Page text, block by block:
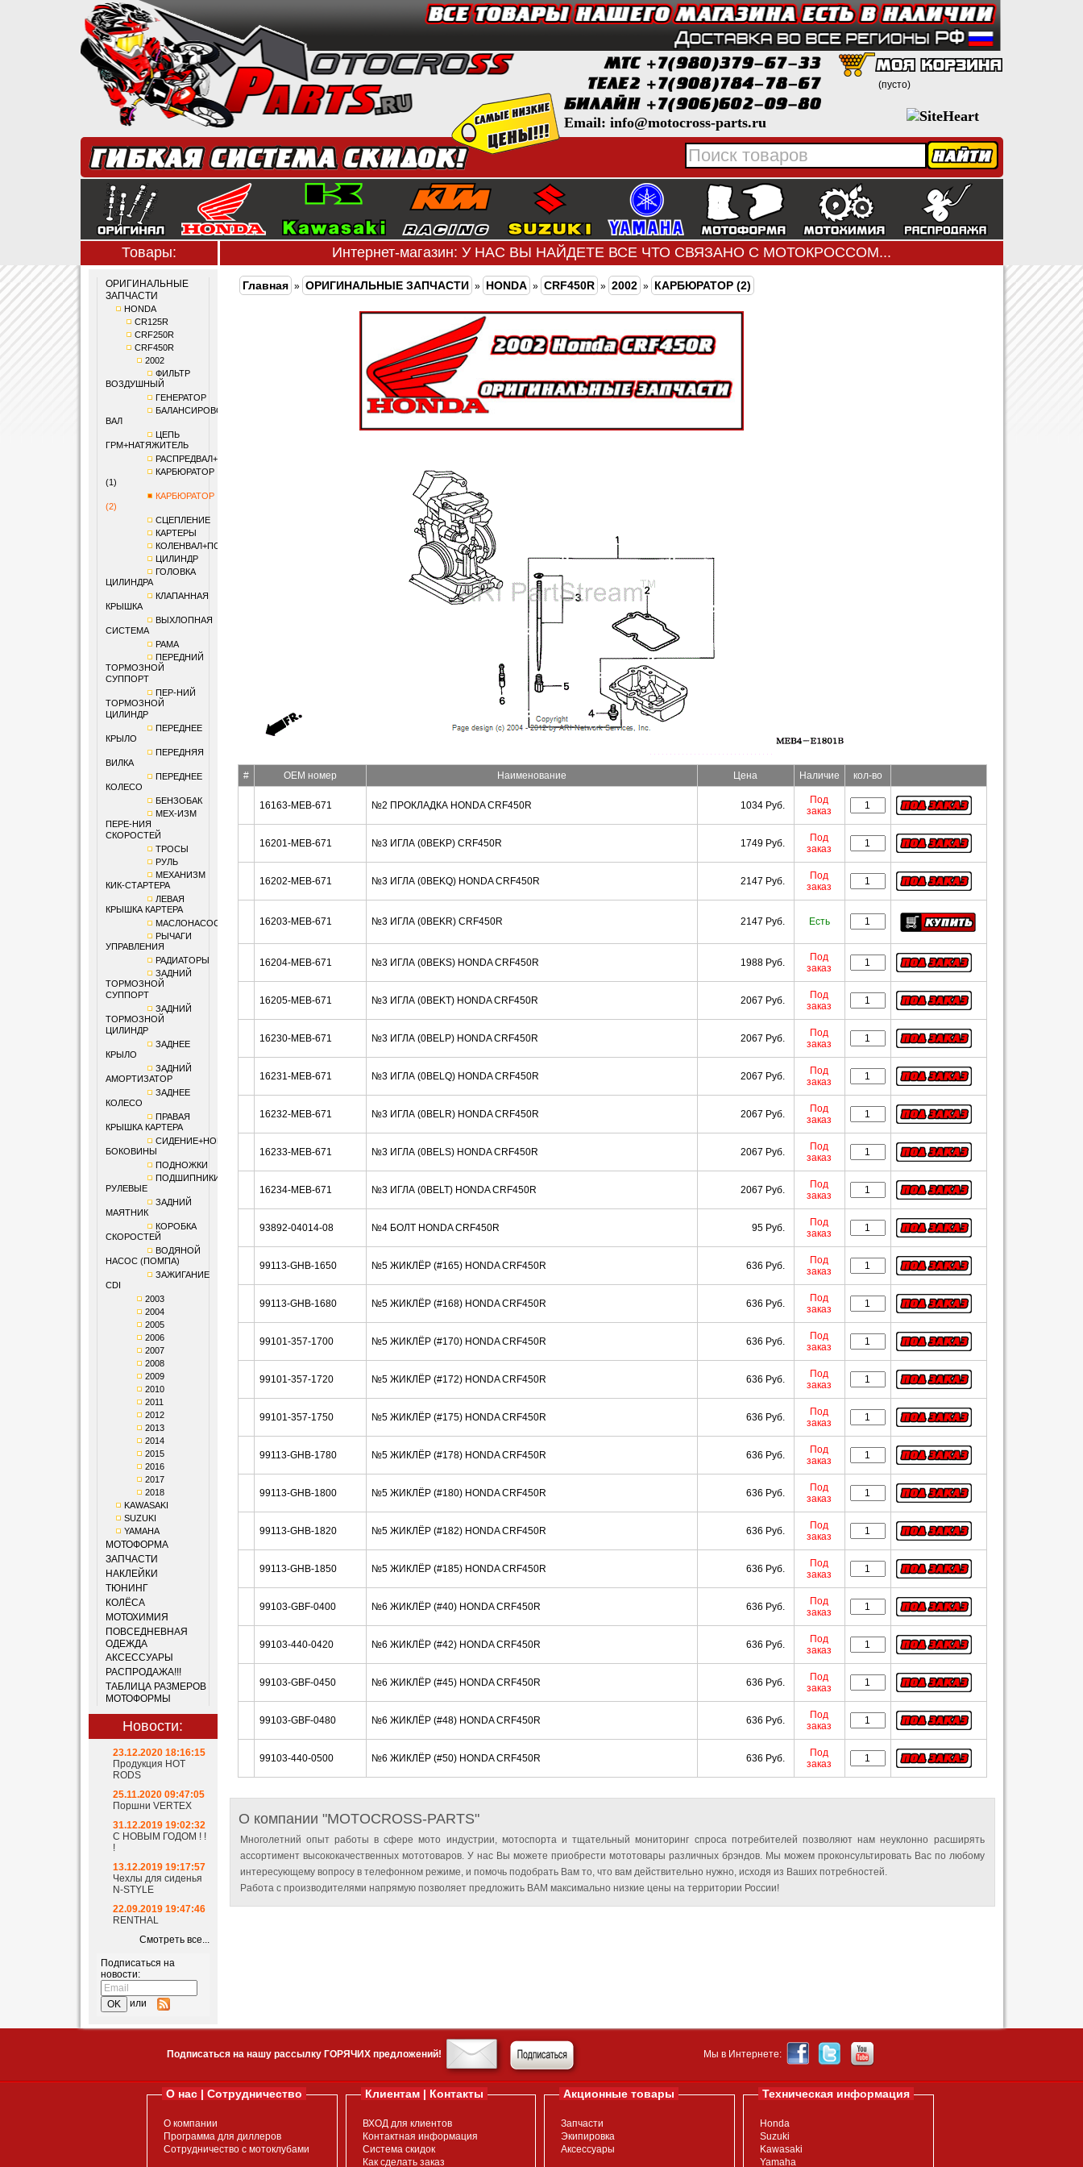
(пусто)
Email: info@motocross-parts.ru
Товары: Интернет-магазин: У НАС ВЫ НАЙДЕТЕ ВСЕ ЧТО СВЯЗАНО С МОТОКРОССОМ...
ОРИГИНАЛЬНЫЕ
ЗАПЧАСТИ
HONDA
CR125R
CRF250R
CRF450R
2002
ФИЛЬТР
ВОЗДУШНЫЙ
ГЕНЕРАТОР
БАЛАНСИРОВОЧНЫЙ
ВАЛ
ЦЕПЬ
ГРМ+НАТЯЖИТЕЛЬ
РАСПРЕДВАЛ+КЛАПАНЫ
КАРБЮРАТОР
(1)
КАРБЮРАТОР
(2)
СЦЕПЛЕНИЕ
КАРТЕРЫ
КОЛЕНВАЛ+ПОРШЕНЬ
ЦИЛИНДР
ГОЛОВКА
ЦИЛИНДРА
КЛАПАННАЯ
КРЫШКА
ВЫХЛОПНАЯ
СИСТЕМА
РАМА
ПЕРЕДНИЙ
ТОРМОЗНОЙ
СУППОРТ
ПЕР-НИЙ
ТОРМОЗНОЙ
ЦИЛИНДР
ПЕРЕДНЕЕ
КРЫЛО
ПЕРЕДНЯЯ
ВИЛКА
ПЕРЕДНЕЕ
КОЛЕСО
БЕНЗОБАК
МЕХ-ИЗМ
ПЕРЕ-НИЯ
СКОРОСТЕЙ
ТРОСЫ
РУЛЬ
МЕХАНИЗМ
КИК-СТАРТЕРА
ЛЕВАЯ
КРЫШКА КАРТЕРА
МАСЛОНАСОС
РЫЧАГИ
УПРАВЛЕНИЯ
РАДИАТОРЫ
ЗАДНИЙ
ТОРМОЗНОЙ
СУППОРТ
ЗАДНИЙ
ТОРМОЗНОЙ
ЦИЛИНДР
ЗАДНЕЕ
КРЫЛО
ЗАДНИЙ
АМОРТИЗАТОР
ЗАДНЕЕ
КОЛЕСО
ПРАВАЯ
КРЫШКА КАРТЕРА
СИДЕНИЕ+НОМЕРНЫЕ
БОКОВИНЫ
ПОДНОЖКИ
ПОДШИПНИКИ
РУЛЕВЫЕ
ЗАДНИЙ
МАЯТНИК
КОРОБКА
СКОРОСТЕЙ
ВОДЯНОЙ
НАСОС (ПОМПА)
ЗАЖИГАНИЕ
CDI
2003
2004
2005
2006
2007
2008
2009
2010
2011
2012
2013
2014
2015
2016
2017
2018
KAWASAKI
SUZUKI
YAMAHA
МОТОФОРМА
ЗАПЧАСТИ
НАКЛЕЙКИ
ТЮНИНГ
КОЛЁСА
МОТОХИМИЯ
ПОВСЕДНЕВНАЯ
ОДЕЖДА
АКСЕССУАРЫ
РАСПРОДАЖА!!!
ТАБЛИЦА РАЗМЕРОВ
МОТОФОРМЫ
Новости:
23.12.2020 18:16:15
Продукция HOT
RODS
25.11.2020 09:47:05
Поршни VERTEX
31.12.2019 19:02:32
С НОВЫМ ГОДОМ ! !
!
13.12.2019 19:17:57
Чехлы для сиденья
N-STYLE
22.09.2019 19:47:46
RENTHAL
Смотреть все...
Подписаться на
новости:
или
Главная » ОРИГИНАЛЬНЫЕ ЗАПЧАСТИ » HONDA » CRF450R » 2002 » КАРБЮРАТОР (2)
# OEM номер Наименование Цена Наличие кол-во
16163-MEB-671 №2 ПРОКЛАДКА HONDA CRF450R 1034 Руб.
Под
заказ
16201-MEB-671 №3 ИГЛА (0BEKP) CRF450R 1749 Руб.
Под
заказ
16202-MEB-671 №3 ИГЛА (0BEKQ) HONDA CRF450R 2147 Руб.
Под
заказ
16203-MEB-671 №3 ИГЛА (0BEKR) CRF450R 2147 Руб. Есть
16204-MEB-671 №3 ИГЛА (0BEKS) HONDA CRF450R 1988 Руб.
Под
заказ
16205-MEB-671 №3 ИГЛА (0BEKT) HONDA CRF450R 2067 Руб.
Под
заказ
16230-MEB-671 №3 ИГЛА (0BELP) HONDA CRF450R 2067 Руб.
Под
заказ
16231-MEB-671 №3 ИГЛА (0BELQ) HONDA CRF450R 2067 Руб.
Под
заказ
16232-MEB-671 №3 ИГЛА (0BELR) HONDA CRF450R 2067 Руб.
Под
заказ
16233-MEB-671 №3 ИГЛА (0BELS) HONDA CRF450R 2067 Руб.
Под
заказ
16234-MEB-671 №3 ИГЛА (0BELT) HONDA CRF450R 2067 Руб.
Под
заказ
93892-04014-08 №4 БОЛТ HONDA CRF450R 95 Руб.
Под
заказ
99113-GHB-1650 №5 ЖИКЛЁР (#165) HONDA CRF450R 636 Руб.
Под
заказ
99113-GHB-1680 №5 ЖИКЛЁР (#168) HONDA CRF450R 636 Руб.
Под
заказ
99101-357-1700 №5 ЖИКЛЁР (#170) HONDA CRF450R 636 Руб.
Под
заказ
99101-357-1720 №5 ЖИКЛЁР (#172) HONDA CRF450R 636 Руб.
Под
заказ
99101-357-1750 №5 ЖИКЛЁР (#175) HONDA CRF450R 636 Руб.
Под
заказ
99113-GHB-1780 №5 ЖИКЛЁР (#178) HONDA CRF450R 636 Руб.
Под
заказ
99113-GHB-1800 №5 ЖИКЛЁР (#180) HONDA CRF450R 636 Руб.
Под
заказ
99113-GHB-1820 №5 ЖИКЛЁР (#182) HONDA CRF450R 636 Руб.
Под
заказ
99113-GHB-1850 №5 ЖИКЛЁР (#185) HONDA CRF450R 636 Руб.
Под
заказ
99103-GBF-0400 №6 ЖИКЛЁР (#40) HONDA CRF450R 636 Руб.
Под
заказ
99103-440-0420 №6 ЖИКЛЁР (#42) HONDA CRF450R 636 Руб.
Под
заказ
99103-GBF-0450 №6 ЖИКЛЁР (#45) HONDA CRF450R 636 Руб.
Под
заказ
99103-GBF-0480 №6 ЖИКЛЁР (#48) HONDA CRF450R 636 Руб.
Под
заказ
99103-440-0500 №6 ЖИКЛЁР (#50) HONDA CRF450R 636 Руб.
Под
заказ
О компании "MOTOCROSS-PARTS"
Многолетний опыт работы в сфере мото индустрии, мотоспорта и тщательный мониторинг спроса потребителей позволяют нам неуклонно расширять
ассортимент высококачественных мототоваров. У нас Вы можете приобрести мототовары различных брэндов. Мы можем проконсультировать Вас по любому
интересующему вопросу в телефонном режиме, и помочь подобрать Вам то, что вам действительно нужно, исходя из Ваших потребностей.
Работа с производителями напрямую позволяет предложить ВАМ максимально низкие цены на территории России!
Подписаться на нашу рассылку ГОРЯЧИХ предложений! Мы в Интернете:
О нас | Сотрудничество
О компании
Программа для диллеров
Сотрудничество с мотоклубами
Клиентам | Контакты
ВХОД для клиентов
Контактная информация
Система скидок
Как сделать заказ
Акционные товары
Запчасти
Экипировка
Аксессуары
Техническая информация
Honda
Suzuki
Kawasaki
Yamaha